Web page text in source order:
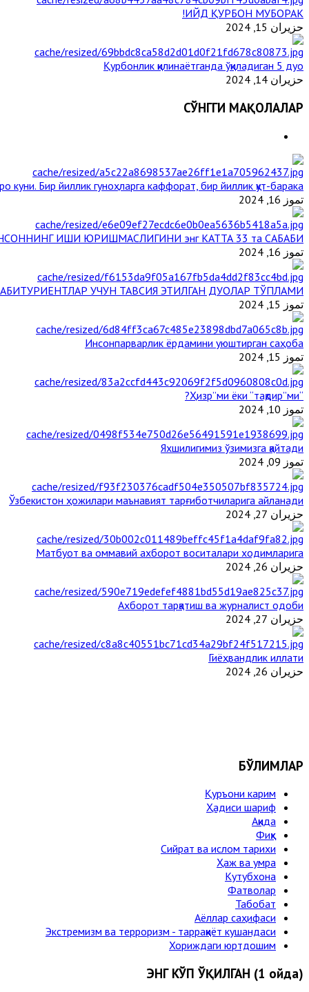
ИЙД ҚУРБОН МУБОРАК!
حزيران 15, 2024
Қурбонлик қилинаётганда ўқиладиган 5 дуо
حزيران 14, 2024
СЎНГГИ МАҚОЛАЛАР
куни. Бир йиллик гуноҳларга каффорат, бир йиллик қут-барака
تموز 16, 2024
ИШИ ЮРИШМАСЛИГИНИ энг КАТТА 33 та САБАБИ
تموز 16, 2024
АБИТУРИЕНТЛАР УЧУН ТАВСИЯ ЭТИЛГАН ДУОЛАР ТЎПЛАМИ
تموز 15, 2024
Инсонпарварлик ёрдамини уюштирган саҳоба
تموز 15, 2024
“Ҳизр”ми ёки “тақдир”ми?
تموز 10, 2024
Яхшилигимиз ўзимизга қайтади
تموز 09, 2024
Ўзбекистон ҳожилари маънавият тарғиботчиларига айланади
حزيران 27, 2024
Матбуот ва оммавий ахборот воситалари ходимларига
حزيران 26, 2024
Ахборот тарқатиш ва журналист одоби
حزيران 27, 2024
Гиёҳвандлик иллати
حزيران 26, 2024
БЎЛИМЛАР
Қуръони карим
Ҳадиси шариф
Ақида
Фиқҳ
Сийрат ва ислом тарихи
Ҳаж ва умра
Кутубхона
Фатволар
Табобат
Аёллар саҳифаси
Экстремизм ва терроризм - тарраққиёт кушандаси
Хориждаги юртдошим
ЭНГ КЎП ЎҚИЛГАН (1 ойда)